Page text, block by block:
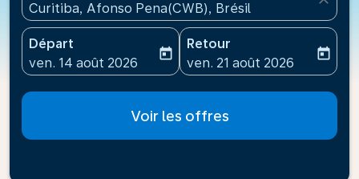
Curitiba, Afonso Pena(CWB), Brésil
Départ
fc-booking-departure-date-aria-label
ven. 14 août 2026
today
Retour
fc-booking-return-date-
ven. 21 août 2026
today
Voir les offres